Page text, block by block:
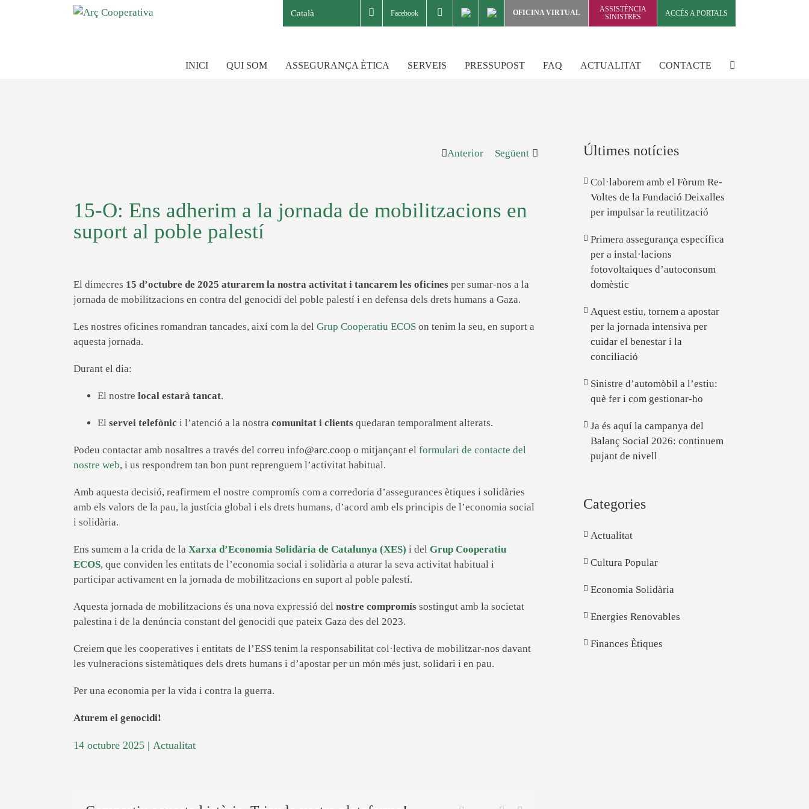
Català Facebook OFICINA VIRTUAL
ASSISTÈNCIA
SINISTRES
ACCÉS A PORTALS
INICI QUI SOM ASSEGURANÇA ÈTICA SERVEIS PRESSUPOST FAQ ACTUALITAT CONTACTE
Anterior Següent
15-O: Ens adherim a la jornada de mobilitzacions en
suport al poble palestí
El dimecres 15 d’octubre de 2025 aturarem la nostra activitat i tancarem les oficines per sumar-nos a la
jornada de mobilitzacions en contra del genocidi del poble palestí i en defensa dels drets humans a Gaza.
Les nostres oficines romandran tancades, així com la del Grup Cooperatiu ECOS on tenim la seu, en suport a
aquesta jornada.
Durant el dia:
El nostre local estarà tancat.
El servei telefònic i l’atenció a la nostra comunitat i clients quedaran temporalment alterats.
Podeu contactar amb nosaltres a través del correu info@arc.coop o mitjançant el formulari de contacte del
nostre web, i us respondrem tan bon punt reprenguem l’activitat habitual.
Amb aquesta decisió, reafirmem el nostre compromís com a corredoria d’assegurances ètiques i solidàries
amb els valors de la pau, la justícia global i els drets humans, d’acord amb els principis de l’economia social
i solidària.
Ens sumem a la crida de la Xarxa d’Economia Solidària de Catalunya (XES) i del Grup Cooperatiu
ECOS, que conviden les entitats de l’economia social i solidària a aturar la seva activitat habitual i
participar activament en la jornada de mobilitzacions en suport al poble palestí.
Aquesta jornada de mobilitzacions és una nova expressió del nostre compromís sostingut amb la societat
palestina i de la denúncia constant del genocidi que pateix Gaza des del 2023.
Creiem que les cooperatives i entitats de l’ESS tenim la responsabilitat col·lectiva de mobilitzar-nos davant
les vulneracions sistemàtiques dels drets humans i d’apostar per un món més just, solidari i en pau.
Per una economia per la vida i contra la guerra.
Aturem el genocidi!
14 octubre 2025 | Actualitat
Últimes notícies
Col·laborem amb el Fòrum Re-
Voltes de la Fundació Deixalles
per impulsar la reutilització
Primera assegurança específica
per a instal·lacions
fotovoltaiques d’autoconsum
domèstic
Aquest estiu, tornem a apostar
per la jornada intensiva per
cuidar el benestar i la
conciliació
Sinistre d’automòbil a l’estiu:
què fer i com gestionar-ho
Ja és aquí la campanya del
Balanç Social 2026: continuem
pujant de nivell
Categories
Actualitat
Cultura Popular
Economia Solidària
Energies Renovables
Finances Ètiques